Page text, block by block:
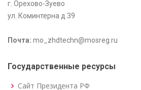
г. Орехово-Зуево
ул. Коминтерна д.39
Почта: mo_zhdtechn@mosreg.ru
Государственные ресурсы
Сайт Президента РФ